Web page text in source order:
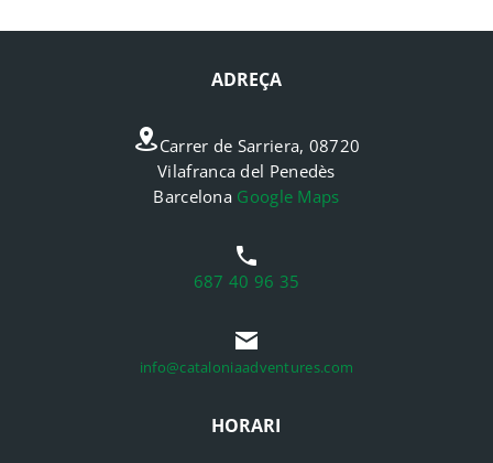
ADREÇA
Carrer de Sarriera, 08720
Vilafranca del Penedès
Barcelona Google Maps
687 40 96 35
info@cataloniaadventures.com
HORARI